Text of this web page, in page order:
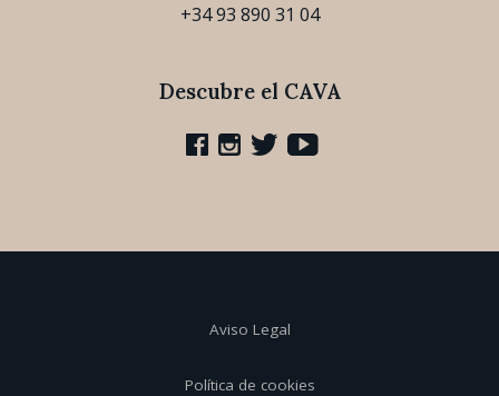
+34 93 890 31 04
Descubre el CAVA
Aviso Legal
Política de cookies